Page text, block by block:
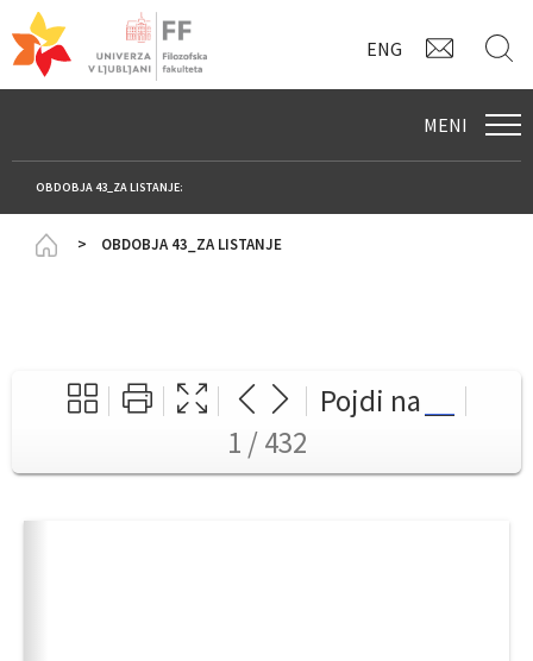
ENG
MENI
OBDOBJA 43_ZA LISTANJE:
HomepageOBDOBJA 43_ZA LISTANJE
Pojdi na
1 / 432